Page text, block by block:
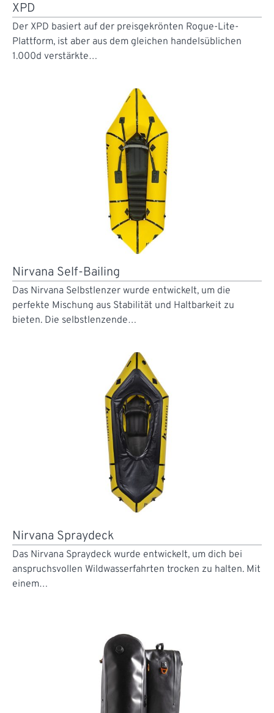
XPD
Der XPD basiert auf der preisgekrönten Rogue-Lite-
Plattform, ist aber aus dem gleichen handelsüblichen
1.000d verstärkte…
Nirvana Self-Bailing
Das Nirvana Selbstlenzer wurde entwickelt, um die
perfekte Mischung aus Stabilität und Haltbarkeit zu
bieten. Die selbstlenzende…
Nirvana Spraydeck
Das Nirvana Spraydeck wurde entwickelt, um dich bei
anspruchsvollen Wildwasserfahrten trocken zu halten. Mit
einem…